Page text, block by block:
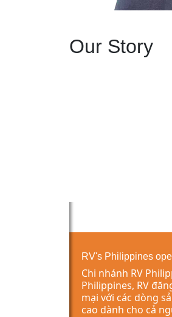
Our Story
RV's Philippines
Chi nhánh RV
Philippines, RV
mại với các dòng
cao dành cho cả